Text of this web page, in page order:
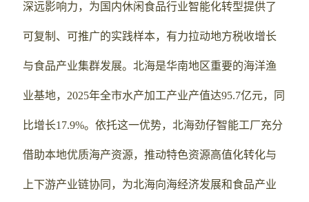
深远影响力，为国内休闲食品行业智能化转型提供了
可复制、可推广的实践样本，有力拉动地方税收增长
与食品产业集群发展。北海是华南地区重要的海洋渔
业基地，2025年全市水产加工产业产值达95.7亿元，同
比增长17.9%。依托这一优势，北海劲仔智能工厂充分
借助本地优质海产资源，推动特色资源高值化转化与
上下游产业链协同，为北海向海经济发展和食品产业